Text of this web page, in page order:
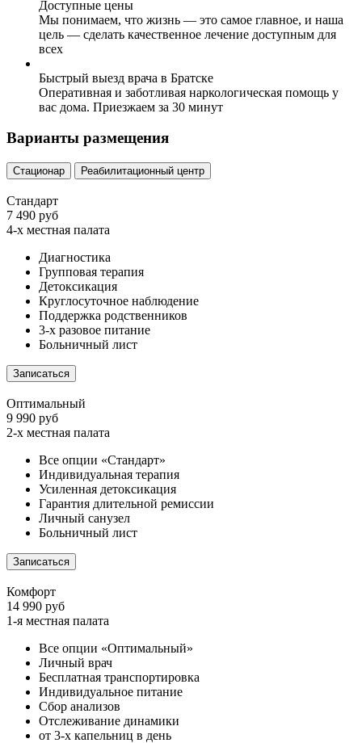
Доступные цены
Мы понимаем, что жизнь — это самое главное, и наша
цель — сделать качественное лечение доступным для
всех
Быстрый выезд врача в Братске
Оперативная и заботливая наркологическая помощь у
вас дома. Приезжаем за 30 минут
Варианты размещения
Стационар Реабилитационный центр
Стандарт
7 490 руб
4-х местная палата
Диагностика
Групповая терапия
Детоксикация
Круглосуточное наблюдение
Поддержка родственников
3-х разовое питание
Больничный лист
Записаться
Оптимальный
9 990 руб
2-х местная палата
Все опции «Стандарт»
Индивидуальная терапия
Усиленная детоксикация
Гарантия длительной ремиссии
Личный санузел
Больничный лист
Записаться
Комфорт
14 990 руб
1-я местная палата
Все опции «Оптимальный»
Личный врач
Бесплатная транспортировка
Индивидуальное питание
Сбор анализов
Отслеживание динамики
от 3-х капельниц в день